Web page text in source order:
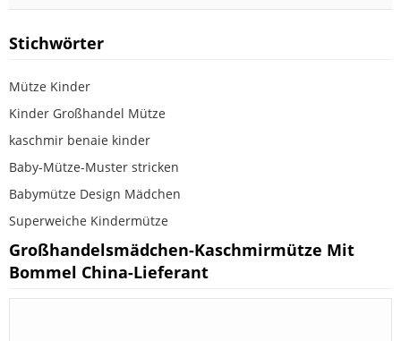
Stichwörter
Mütze Kinder
Kinder Großhandel Mütze
kaschmir benaie kinder
Baby-Mütze-Muster stricken
Babymütze Design Mädchen
Superweiche Kindermütze
Großhandelsmädchen-Kaschmirmütze Mit
Bommel China-Lieferant